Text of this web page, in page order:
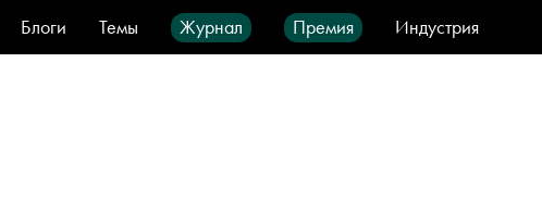
Блоги Темы Журнал Премия
Индустрия
Стиль
Видео Город IT-продукты